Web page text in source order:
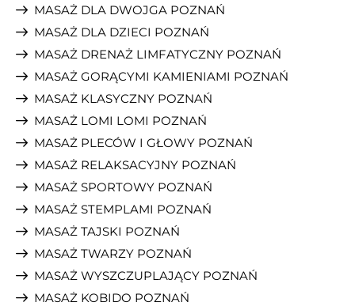
Sprawdź ofertę
MASAŻ DLA DWOJGA POZNAŃ
MASAŻ DLA DZIECI POZNAŃ
MASAŻ DRENAŻ LIMFATYCZNY POZNAŃ
MASAŻ GORĄCYMI KAMIENIAMI POZNAŃ
MASAŻ KLASYCZNY POZNAŃ
MASAŻ LOMI LOMI POZNAŃ
MASAŻ PLECÓW I GŁOWY POZNAŃ
MASAŻ RELAKSACYJNY POZNAŃ
MASAŻ SPORTOWY POZNAŃ
MASAŻ STEMPLAMI POZNAŃ
MASAŻ TAJSKI POZNAŃ
MASAŻ TWARZY POZNAŃ
MASAŻ WYSZCZUPLAJĄCY POZNAŃ
MASAŻ KOBIDO POZNAŃ